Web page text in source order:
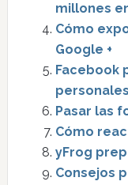
millones
Cómo
Google +
Facebook
Pasar las
Cómo
yFrog
Consejos